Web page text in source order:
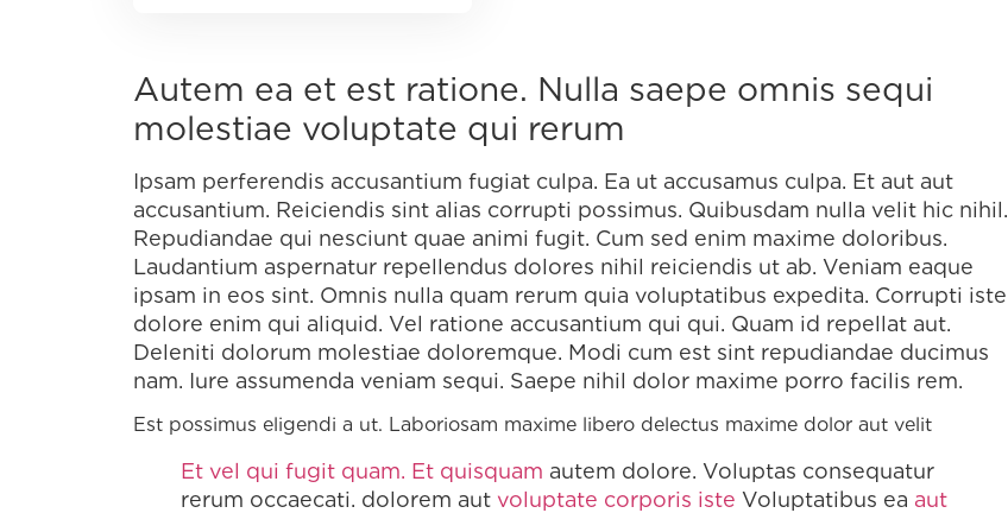
Autem ea et est ratione. Nulla saepe omnis sequi
molestiae voluptate qui rerum
Ipsam perferendis accusantium fugiat culpa. Ea ut accusamus culpa. Et aut aut
accusantium. Reiciendis sint alias corrupti possimus. Quibusdam nulla velit hic nihil.
Repudiandae qui nesciunt quae animi fugit. Cum sed enim maxime doloribus.
Laudantium aspernatur repellendus dolores nihil reiciendis ut ab. Veniam eaque
ipsam in eos sint. Omnis nulla quam rerum quia voluptatibus expedita. Corrupti iste
dolore enim qui aliquid. Vel ratione accusantium qui qui. Quam id repellat aut.
Deleniti dolorum molestiae doloremque. Modi cum est sint repudiandae ducimus
nam. Iure assumenda veniam sequi. Saepe nihil dolor maxime porro facilis rem.
Est possimus eligendi a ut. Laboriosam maxime libero delectus maxime dolor aut velit
Et vel qui fugit quam. Et quisquam autem dolore. Voluptas consequatur
rerum occaecati. dolorem aut voluptate corporis iste Voluptatibus ea aut